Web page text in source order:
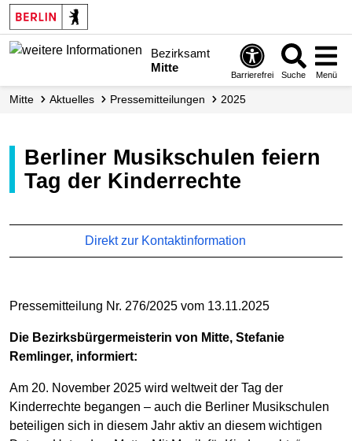
Bezirksamt
Mitte
Barrierefrei Suche Menü
Mitte Aktuelles Presse­mitteilungen 2025
Berliner Musikschulen feiern
Tag der Kinderrechte
Direkt zur Kontaktinformation
Pressemitteilung Nr. 276/2025 vom 13.11.2025
Die Bezirksbürgermeisterin von Mitte, Stefanie
Remlinger, informiert:
Am 20. November 2025 wird weltweit der Tag der
Kinderrechte begangen – auch die Berliner Musikschulen
beteiligen sich in diesem Jahr aktiv an diesem wichtigen